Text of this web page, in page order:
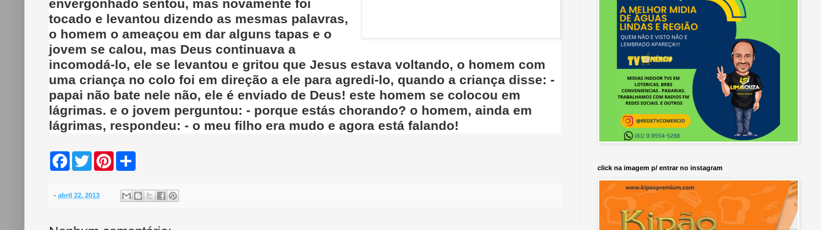
envergonhado sentou, mas novamente foi
tocado e levantou dizendo as mesmas palavras,
o homem o ameaçou em dar alguns tapas e o
jovem se calou, mas Deus continuava a
incomodá-lo, ele se levantou e gritou que Jesus estava voltando, o homem com
uma criança no colo foi em direção a ele para agredi-lo, quando a criança disse: -
papai não bate nele não, ele é enviado de Deus! este homem se colocou em
lágrimas. e o jovem perguntou: - porque estás chorando? o homem, ainda em
lágrimas, respondeu: - o meu filho era mudo e agora está falando!
b
w
t
e
- abril 22, 2013
click na imagem p/ entrar no instagram